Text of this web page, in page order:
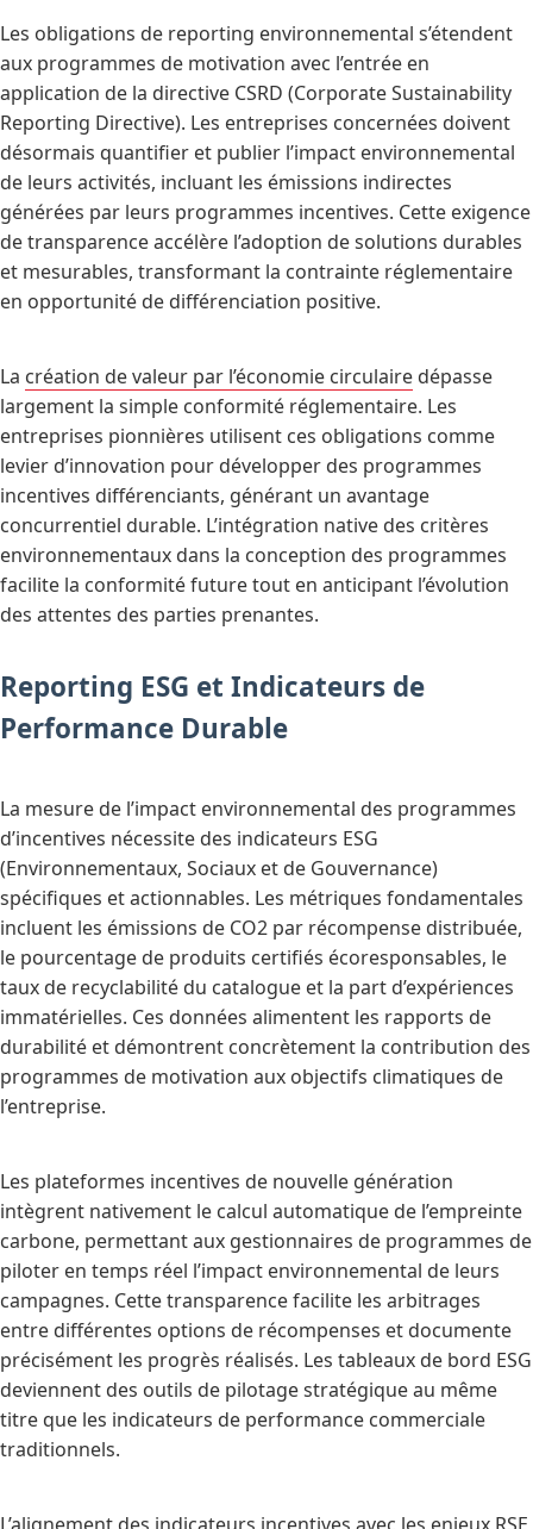
Les obligations de reporting environnemental s’étendent
aux programmes de motivation avec l’entrée en
application de la directive CSRD (Corporate Sustainability
Reporting Directive). Les entreprises concernées doivent
désormais quantifier et publier l’impact environnemental
de leurs activités, incluant les émissions indirectes
générées par leurs programmes incentives. Cette exigence
de transparence accélère l’adoption de solutions durables
et mesurables, transformant la contrainte réglementaire
en opportunité de différenciation positive.
La création de valeur par l’économie circulaire dépasse
largement la simple conformité réglementaire. Les
entreprises pionnières utilisent ces obligations comme
levier d’innovation pour développer des programmes
incentives différenciants, générant un avantage
concurrentiel durable. L’intégration native des critères
environnementaux dans la conception des programmes
facilite la conformité future tout en anticipant l’évolution
des attentes des parties prenantes.
Reporting ESG et Indicateurs de
Performance Durable
La mesure de l’impact environnemental des programmes
d’incentives nécessite des indicateurs ESG
(Environnementaux, Sociaux et de Gouvernance)
spécifiques et actionnables. Les métriques fondamentales
incluent les émissions de CO2 par récompense distribuée,
le pourcentage de produits certifiés écoresponsables, le
taux de recyclabilité du catalogue et la part d’expériences
immatérielles. Ces données alimentent les rapports de
durabilité et démontrent concrètement la contribution des
programmes de motivation aux objectifs climatiques de
l’entreprise.
Les plateformes incentives de nouvelle génération
intègrent nativement le calcul automatique de l’empreinte
carbone, permettant aux gestionnaires de programmes de
piloter en temps réel l’impact environnemental de leurs
campagnes. Cette transparence facilite les arbitrages
entre différentes options de récompenses et documente
précisément les progrès réalisés. Les tableaux de bord ESG
deviennent des outils de pilotage stratégique au même
titre que les indicateurs de performance commerciale
traditionnels.